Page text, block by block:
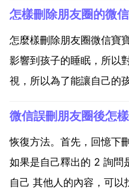
出動態 貼上 文字，新增
啦。在微信，分享朋友圈
怎樣刪除朋友圈的微
怎麼樣刪除朋友圈微信寶
影響到孩子的睡眠，所以
視，所以為了能讓自己的
不好緩解的小妙招，為了
下面解答。分享一些管用
通氣的小妙...
恢復方法。首先，回憶下
如果是自己釋出的 2 詢問
自己 其他人的內容，可以